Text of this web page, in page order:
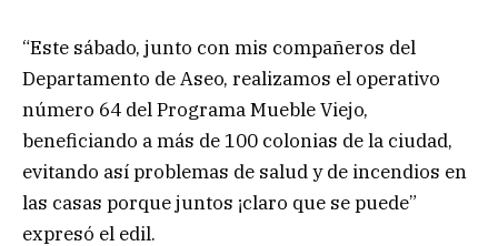
“Este sábado, junto con mis compañeros del
Departamento de Aseo, realizamos el operativo
número 64 del Programa Mueble Viejo,
beneficiando a más de 100 colonias de la ciudad,
evitando así problemas de salud y de incendios en
las casas porque juntos ¡claro que se puede”
expresó el edil.